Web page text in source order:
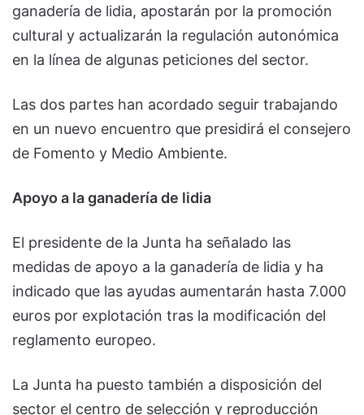
ganadería de lidia, apostarán por la promoción
cultural y actualizarán la regulación autonómica
en la línea de algunas peticiones del sector.
Las dos partes han acordado seguir trabajando
en un nuevo encuentro que presidirá el consejero
de Fomento y Medio Ambiente.
Apoyo a la ganadería de lidia
El presidente de la Junta ha señalado las
medidas de apoyo a la ganadería de lidia y ha
indicado que las ayudas aumentarán hasta 7.000
euros por explotación tras la modificación del
reglamento europeo.
La Junta ha puesto también a disposición del
sector el centro de selección y reproducción